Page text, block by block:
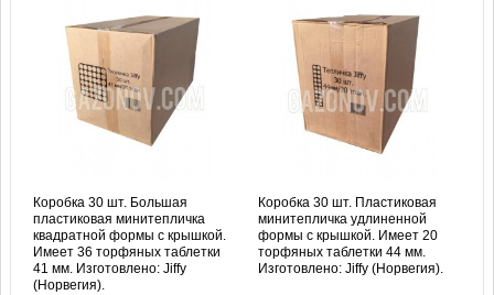
Коробка 30 шт. Большая
пластиковая минитепличка
квадратной формы с крышкой.
Имеет 36 торфяных таблетки
41 мм. Изготовлено: Jiffy
(Норвегия).
Коробка 30 шт. Пластиковая
минитепличка удлиненной
формы с крышкой. Имеет 20
торфяных таблетки 44 мм.
Изготовлено: Jiffy (Норвегия).